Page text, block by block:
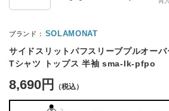
SOLAMONAT
サイドスリットパフスリーブプルオー
Tシャツ トップス 半袖 sma-lk-pfpo
8,690円